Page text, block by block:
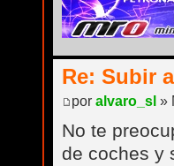
Re: Subir
por alvaro_sl »
No te
de coches y